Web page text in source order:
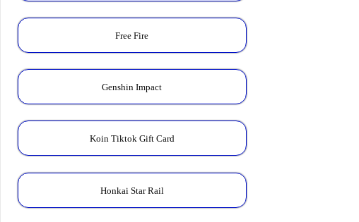
Free Fire
Genshin Impact
Koin Tiktok Gift Card
Honkai Star Rail